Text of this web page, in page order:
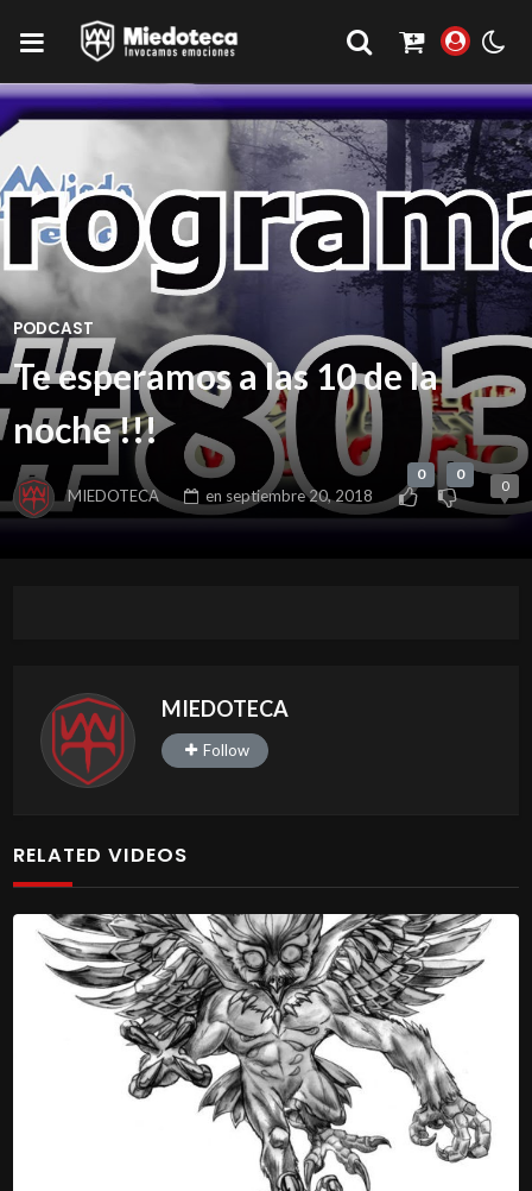
PODCAST
Te esperamos a las 10 de la
noche !!!
MIEDOTECA en septiembre 20, 2018
0 0
0
MIEDOTECA
Follow
RELATED VIDEOS